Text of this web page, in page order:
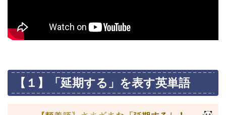
【１】「延期する」を表す英単語